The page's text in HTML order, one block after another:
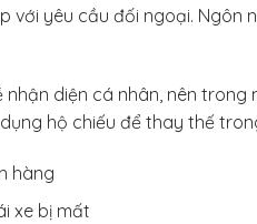
với yêu cầu đối ngoại.
diện cá nhân, nên
hộ chiếu để thay thế
hàng
xe bị mất